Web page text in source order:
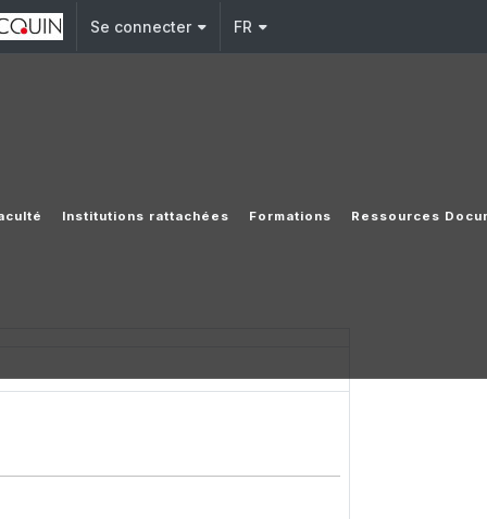
Se connecter FR
Institutions rattachées Formations Ressources